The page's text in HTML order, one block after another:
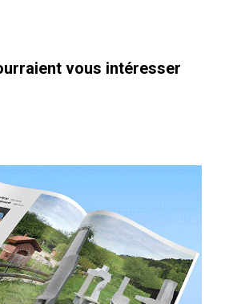
vous intéresser